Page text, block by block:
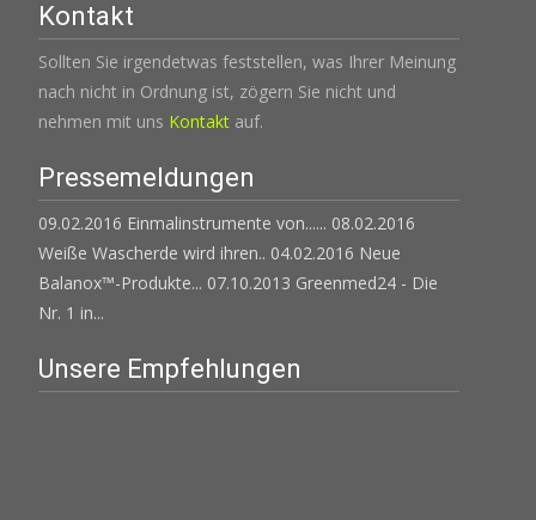
Kontakt
Sollten Sie irgendetwas feststellen, was Ihrer Meinung
nach nicht in Ordnung ist, zögern Sie nicht und
nehmen mit uns Kontakt auf.
Pressemeldungen
09.02.2016 Einmalinstrumente von...... 08.02.2016
Weiße Wascherde wird ihren.. 04.02.2016 Neue
Balanox™-Produkte... 07.10.2013 Greenmed24 - Die
Nr. 1 in...
Unsere Empfehlungen